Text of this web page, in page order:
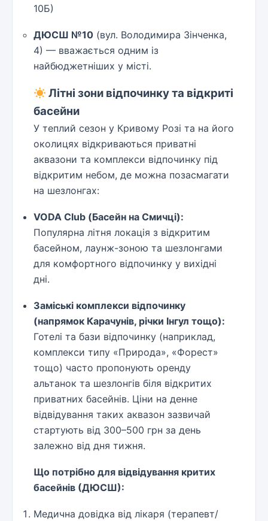
10Б)
ДЮСШ №10 (вул. Володимира Зінченка,
4) — вважається одним із
найбюджетніших у місті.
Літні зони відпочинку та відкриті
басейни
У теплий сезон у Кривому Розі та на його
околицях відкриваються приватні
аквазони та комплекси відпочинку під
відкритим небом, де можна позасмагати
на шезлонгах:
VODA Club (Басейн на Смичці):
Популярна літня локація з відкритим
басейном, лаунж-зоною та шезлонгами
для комфортного відпочинку у вихідні
дні.
Заміські комплекси відпочинку
(напрямок Карачунів, річки Інгул тощо):
Готелі та бази відпочинку (наприклад,
комплекси типу «Природа», «Форест»
тощо) часто пропонують оренду
альтанок та шезлонгів біля відкритих
приватних басейнів. Ціни на денне
відвідування таких аквазон зазвичай
стартують від 300–500 грн за день
залежно від дня тижня.
Що потрібно для відвідування критих
басейнів (ДЮСШ):
Медична довідка від лікаря (терапевт/